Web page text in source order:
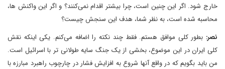
خارج شود. اگر این چنین است، چرا بیشتر اقدام نمی‌کنند؟ و اگر این واکنش ها،
محاسبه شده است، به نظر شما، هدف این سنجش چیست؟
نصر: بطور کلی موافق هستم. فقط چند نکته را اضافه می‌کنم. یکی اینکه نقش
کلی ایران در این موضوع، بخشی از یک جنگ سایه طولانی تر با اسرائیل است.
من باید بگویم که در واقع آنها شروع به افزایش فشار در چارچوب راهبرد مبارزه با